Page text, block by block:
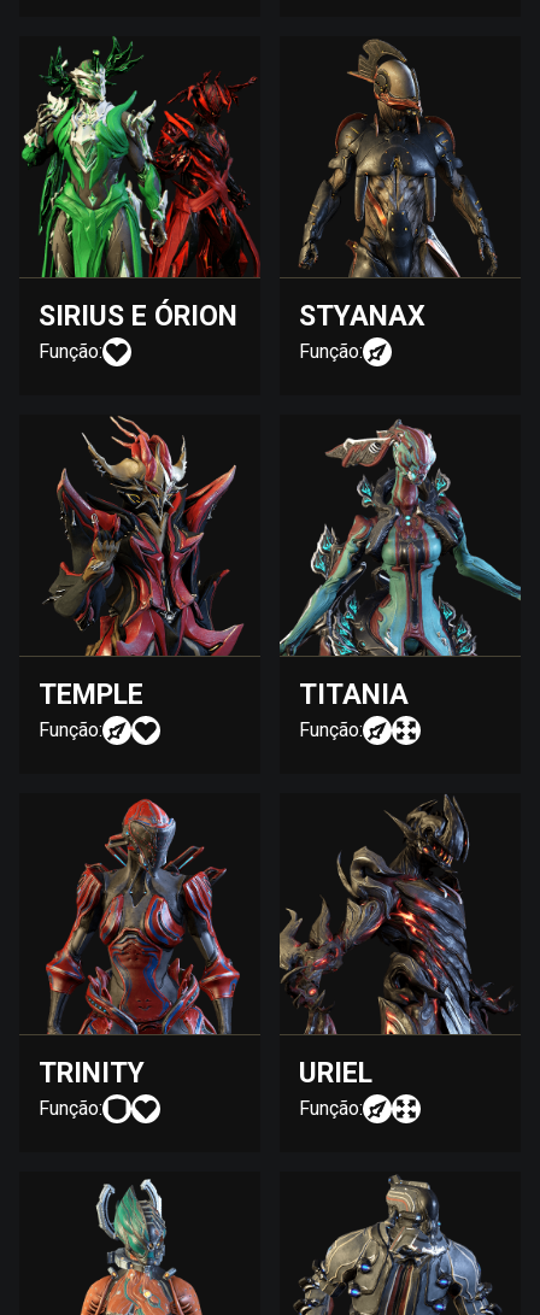
SIRIUS E ÓRION
Função:
STYANAX
Função:
TEMPLE
Função:
TITANIA
Função:
TRINITY
Função:
URIEL
Função: